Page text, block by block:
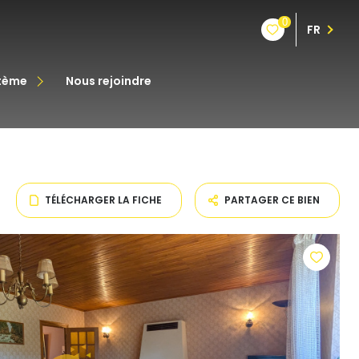
0 FR
nous rejoindre
TÉLÉCHARGER LA FICHE PARTAGER CE BIEN